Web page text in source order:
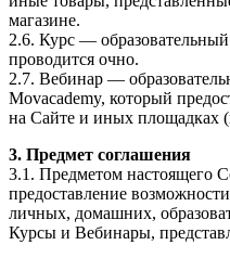
магазине.
2.6. Курс —
проводится очно.
2.7. Вебинар —
Movacademy, который
на Сайте и иных площадках
3. Предмет соглашения
3.1. Предметом настоящего
предоставление
личных, домашних,
Курсы и Вебинары,